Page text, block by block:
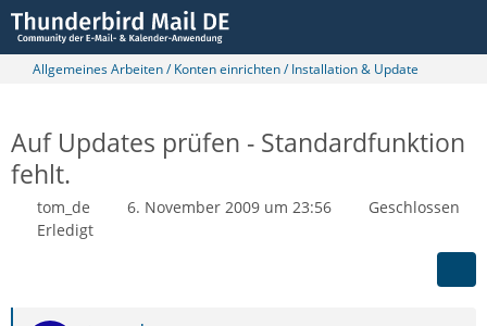
Allgemeines Arbeiten / Konten einrichten / Installation & Update
Auf Updates prüfen - Standardfunktion
fehlt.
tom_de 6. November 2009 um 23:56
Geschlossen
Erledigt